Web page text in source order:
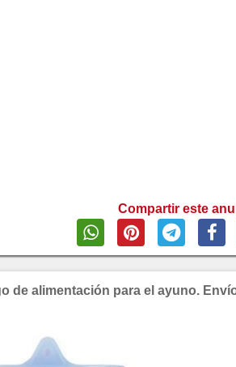
Compartir este
de alimentación para el ayuno.